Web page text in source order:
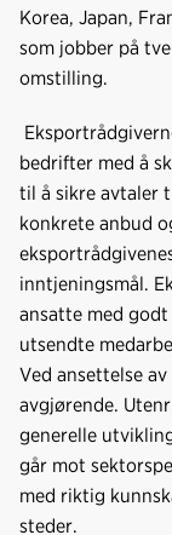
Korea, Japan,
som jobber på
omstilling.
bedrifter med å
til å sikre avtaler
konkrete anbud
inntjeningsmål.
ansatte med
utsendte
Ved ansettelse
avgjørende.
generelle
går mot
med riktig
steder.